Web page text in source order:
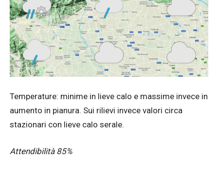
Temperature: minime in lieve calo e massime invece in
aumento in pianura. Sui rilievi invece valori circa
stazionari con lieve calo serale.
Attendibilità 85%